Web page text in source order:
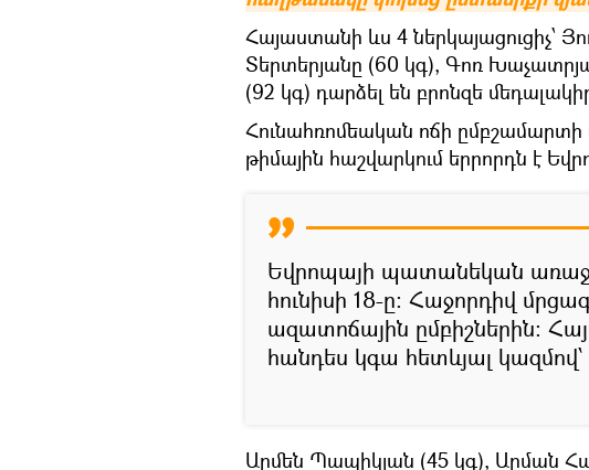
Հայաստանի ևս 4 ներկայացուցիչ՝
Տերտերյանը (60 կգ), Գոռ
(92 կգ) դարձել են բրոնզե
Հունահռոմեական ոճի
թիմային հաշվարկում երրորդն է
Եվրոպայի պատանեկան
հունիսի 18-ը: Հաջորդիվ
ազատոճային ըմբիշներին:
հանդես կգա հետևյալ կազմով՝
Արմեն Պապիկյան (45 կգ), Արման